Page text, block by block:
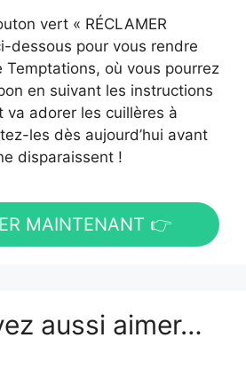
vert « RÉCLAMER
dessous pour vous rendre
où vous pourrez
en suivant les instructions
va adorer les cuillères à
les dès aujourd’hui avant
disparaissent !
MAINTENANT 👉
aussi aimer…